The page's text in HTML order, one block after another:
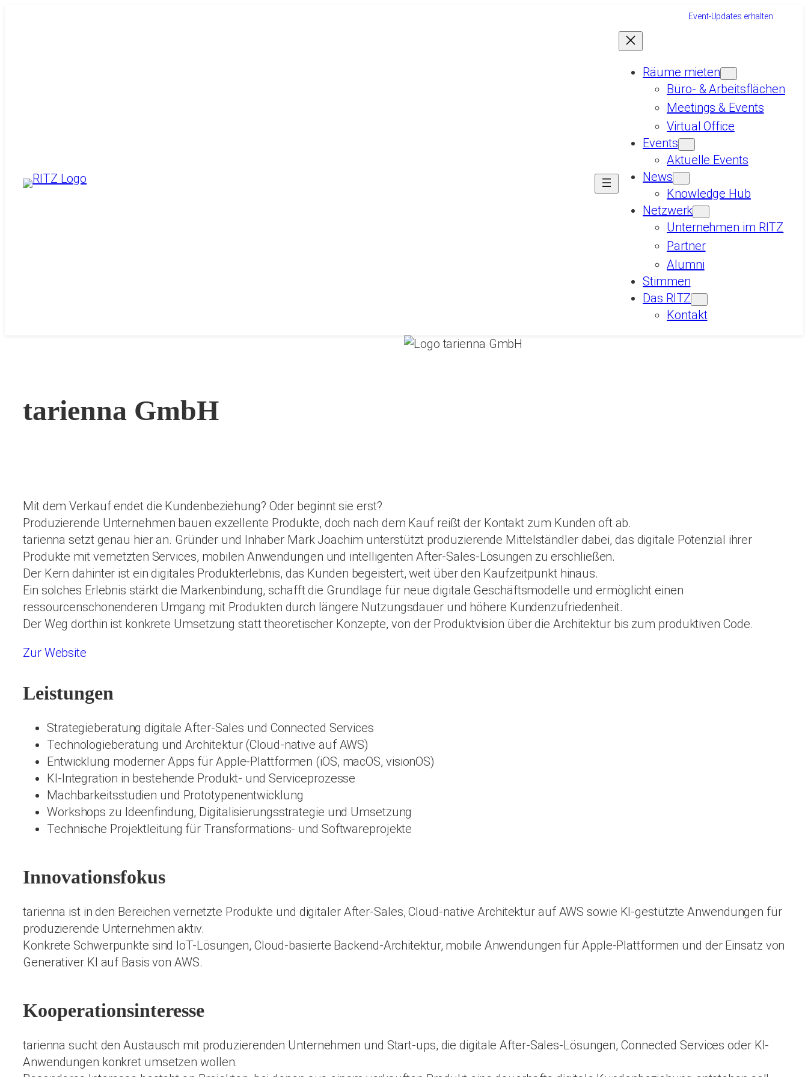
Event-Updates erhalten
Räume mieten
Büro- & Arbeitsflächen
Meetings & Events
Virtual Office
Events
Aktuelle Events
News
Knowledge Hub
Netzwerk
Unternehmen im RITZ
Partner
Alumni
Stimmen
Das RITZ
Kontakt
tarienna GmbH
Mit dem Verkauf endet die Kundenbeziehung? Oder beginnt sie erst?
Produzierende Unternehmen bauen exzellente Produkte, doch nach dem Kauf reißt der Kontakt zum Kunden oft ab.
tarienna setzt genau hier an. Gründer und Inhaber Mark Joachim unterstützt produzierende Mittelständler dabei, das digitale Potenzial ihrer
Produkte mit vernetzten Services, mobilen Anwendungen und intelligenten After-Sales-Lösungen zu erschließen.
Der Kern dahinter ist ein digitales Produkterlebnis, das Kunden begeistert, weit über den Kaufzeitpunkt hinaus.
Ein solches Erlebnis stärkt die Markenbindung, schafft die Grundlage für neue digitale Geschäftsmodelle und ermöglicht einen
ressourcenschonenderen Umgang mit Produkten durch längere Nutzungsdauer und höhere Kundenzufriedenheit.
Der Weg dorthin ist konkrete Umsetzung statt theoretischer Konzepte, von der Produktvision über die Architektur bis zum produktiven Code.
Zur Website
Leistungen
Strategieberatung digitale After-Sales und Connected Services
Technologieberatung und Architektur (Cloud-native auf AWS)
Entwicklung moderner Apps für Apple-Plattformen (iOS, macOS, visionOS)
KI-Integration in bestehende Produkt- und Serviceprozesse
Machbarkeitsstudien und Prototypenentwicklung
Workshops zu Ideenfindung, Digitalisierungsstrategie und Umsetzung
Technische Projektleitung für Transformations- und Softwareprojekte
Innovationsfokus
tarienna ist in den Bereichen vernetzte Produkte und digitaler After-Sales, Cloud-native Architektur auf AWS sowie KI-gestützte Anwendungen für
produzierende Unternehmen aktiv.
Konkrete Schwerpunkte sind IoT-Lösungen, Cloud-basierte Backend-Architektur, mobile Anwendungen für Apple-Plattformen und der Einsatz von
Generativer KI auf Basis von AWS.
Kooperationsinteresse
tarienna sucht den Austausch mit produzierenden Unternehmen und Start-ups, die digitale After-Sales-Lösungen, Connected Services oder KI-
Anwendungen konkret umsetzen wollen.